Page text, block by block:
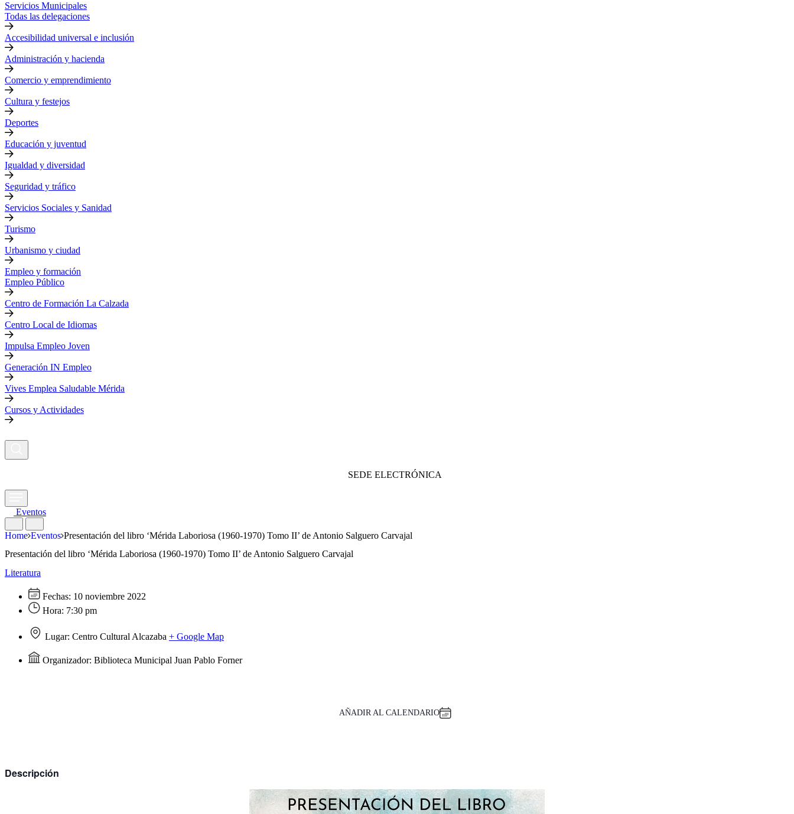
Servicios Municipales
Todas las delegaciones
Accesibilidad universal e inclusión
Administración y hacienda
Comercio y emprendimiento
Cultura y festejos
Deportes
Educación y juventud
Igualdad y diversidad
Seguridad y tráfico
Servicios Sociales y Sanidad
Turismo
Urbanismo y ciudad
Empleo y formación
Empleo Público
Centro de Formación La Calzada
Centro Local de Idiomas
Impulsa Empleo Joven
Generación IN Empleo
Vives Emplea Saludable Mérida
Cursos y Actividades
SEDE ELECTRÓNICA
Eventos
Home Eventos Presentación del libro ‘Mérida Laboriosa (1960-1970) Tomo II’ de Antonio Salguero Carvajal
Presentación del libro ‘Mérida Laboriosa (1960-1970) Tomo II’ de Antonio Salguero Carvajal
Literatura
Fechas: 10 noviembre 2022
Hora: 7:30 pm
Lugar: Centro Cultural Alcazaba + Google Map
Organizador: Biblioteca Municipal Juan Pablo Forner
AÑADIR AL CALENDARIO
Descripción